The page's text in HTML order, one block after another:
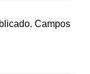
Campos